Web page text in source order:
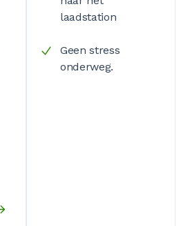
laadstation
Geen stress
onderweg.